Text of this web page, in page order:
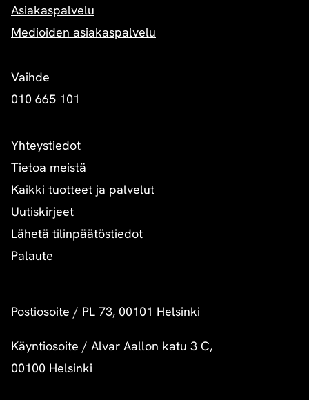
Asiakaspalvelu
Medioiden asiakaspalvelu
Vaihde
010 665 101
Yhteystiedot
Tietoa meistä
Kaikki tuotteet ja palvelut
Uutiskirjeet
Lähetä tilinpäätöstiedot
Palaute
Postiosoite / PL 73, 00101 Helsinki
Käyntiosoite / Alvar Aallon katu 3 C,
00100 Helsinki